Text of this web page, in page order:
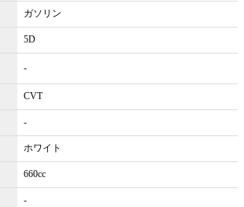
ガソリン
5D
-
CVT
-
ホワイト
660cc
-